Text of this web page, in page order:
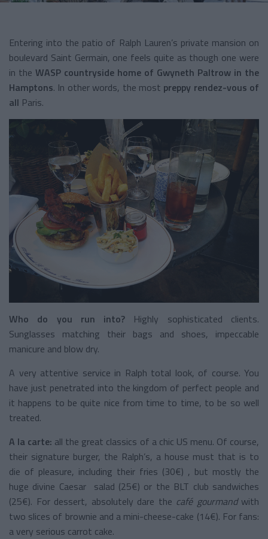
Entering into the patio of Ralph Lauren’s private mansion on
boulevard Saint Germain, one feels quite as though one were
in the WASP countryside home of Gwyneth Paltrow in the
Hamptons. In other words, the most preppy rendez-vous of
all Paris.
Who do you run into? Highly sophisticated clients.
Sunglasses matching their bags and shoes, impeccable
manicure and blow dry.
A very attentive service in Ralph total look, of course. You
have just penetrated into the kingdom of perfect people and
it happens to be quite nice from time to time, to be so well
treated.
A la carte: all the great classics of a chic US menu. Of course,
their signature burger, the Ralph’s, a house must that is to
die of pleasure, including their fries (30€) , but mostly the
huge divine Caesar salad (25€) or the BLT club sandwiches
(25€). For dessert, absolutely dare the café gourmandwith
two slices of brownie and a mini-cheese-cake (14€). For fans:
a very serious carrot cake.